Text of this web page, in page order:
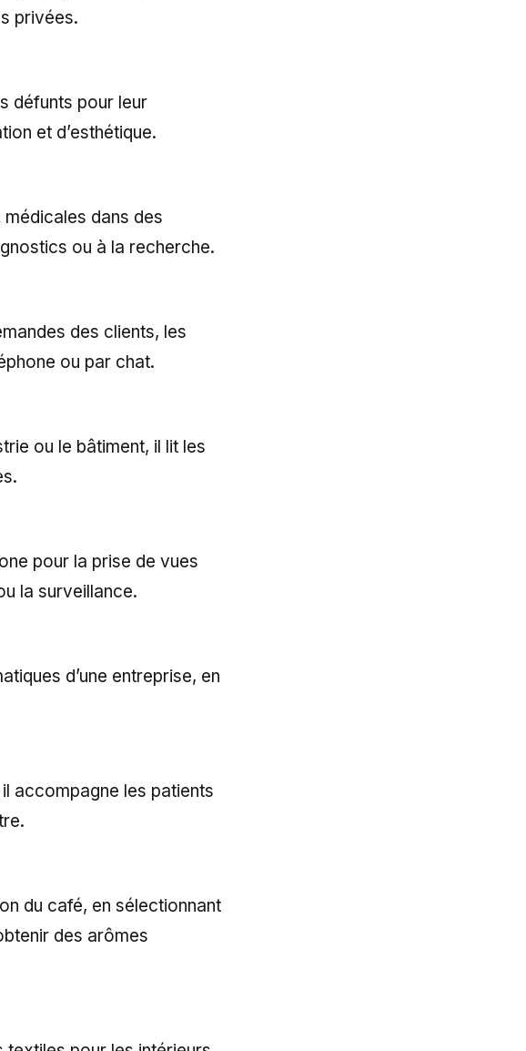
privées.
défunts pour leur
et d’esthétique.
dans des
ou à la recherche.
des clients, les
ou par chat.
ou le bâtiment, il lit les
pour la prise de vues
la surveillance.
d’une entreprise, en
accompagne les patients
du café, en sélectionnant
des arômes